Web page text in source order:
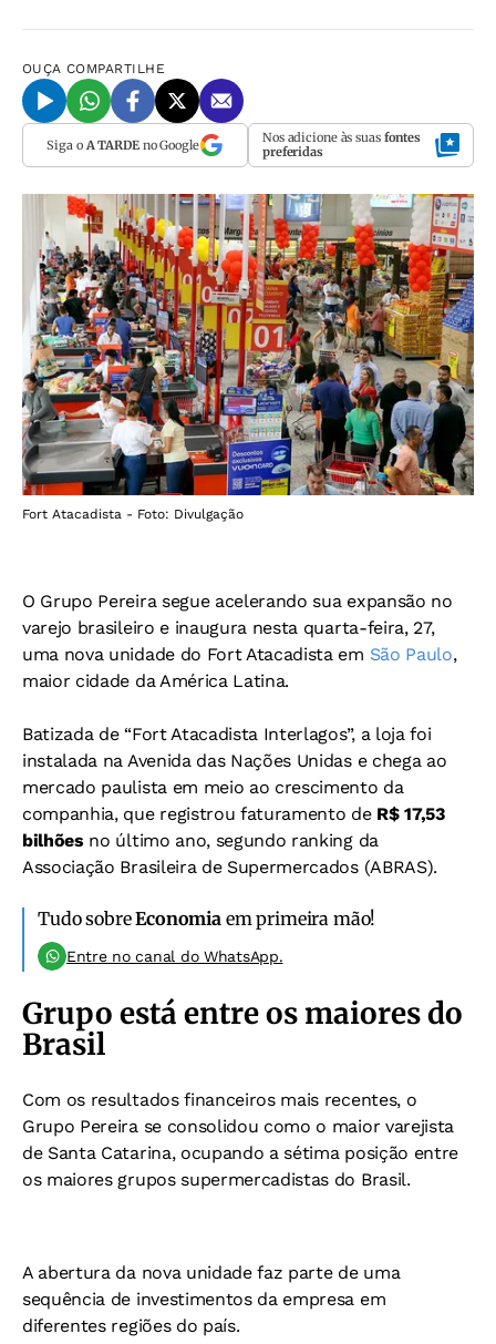
OUÇA COMPARTILHE
Siga o A TARDEno Google Nos adicione às suas fontes
preferidas
Fort Atacadista - Foto: Divulgação
O Grupo Pereira segue acelerando sua expansão no
varejo brasileiro e inaugura nesta quarta-feira, 27,
uma nova unidade do Fort Atacadista em São Paulo,
maior cidade da América Latina.
Batizada de “Fort Atacadista Interlagos”, a loja foi
instalada na Avenida das Nações Unidas e chega ao
mercado paulista em meio ao crescimento da
companhia, que registrou faturamento de R$ 17,53
bilhões no último ano, segundo ranking da
Associação Brasileira de Supermercados (ABRAS).
Tudo sobreEconomiaem primeira mão!
Entre no canal do WhatsApp.
Grupo está entre os maiores do
Brasil
Com os resultados financeiros mais recentes, o
Grupo Pereira se consolidou como o maior varejista
de Santa Catarina, ocupando a sétima posição entre
os maiores grupos supermercadistas do Brasil.
A abertura da nova unidade faz parte de uma
sequência de investimentos da empresa em
diferentes regiões do país.